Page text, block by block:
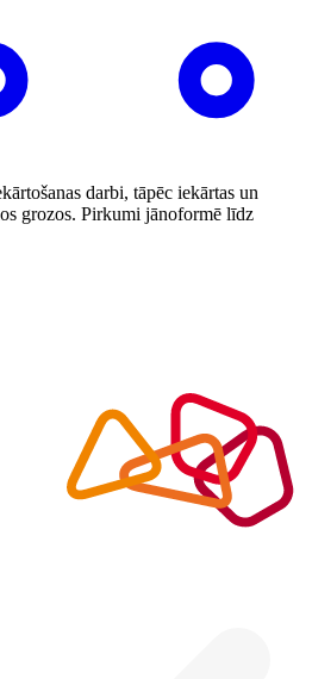
darbi, tāpēc iekārtas un
grozos. Pirkumi jānoformē līdz